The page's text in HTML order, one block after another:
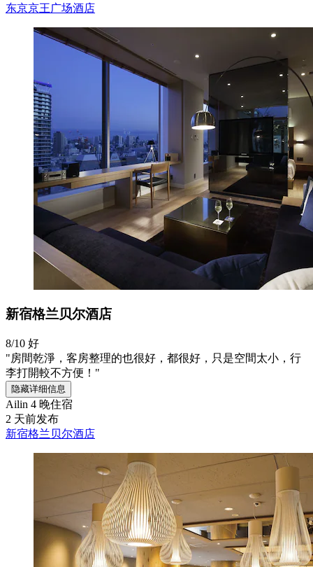
东京京王广场酒店
新宿格兰贝尔酒店
8/10 好
"房間乾淨，客房整理的也很好，都很好，只是空間太小，行
李打開較不方便！"
隐藏详细信息
Ailin 4 晚住宿
2 天前发布
新宿格兰贝尔酒店